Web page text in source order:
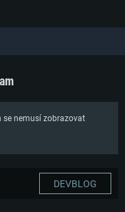
se nemusí zobrazovat
DEVBLOG